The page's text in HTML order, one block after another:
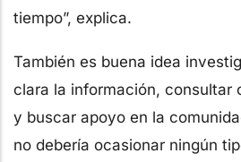
tiempo”, explica.
También es buena idea
clara la información, consultar
y buscar apoyo en la
no debería ocasionar ningún